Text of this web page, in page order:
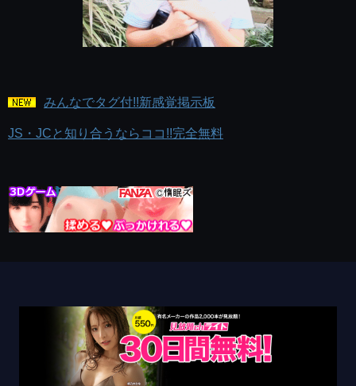
みんなでタグ付!!新感覚掲示板
JS・JCと知り合うならココ!!完全無料